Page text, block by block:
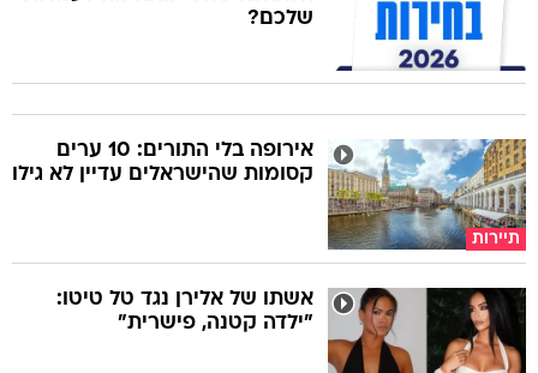
שלכם?
תיירות
אירופה בלי התורים: 10 ערים
קסומות שהישראלים עדיין לא גילו
אשתו של אלירן נגד טל טיטו:
"ילדה קטנה, פישרית"